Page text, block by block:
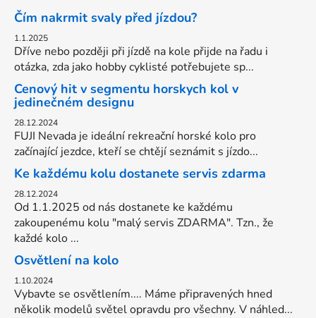
i
s
Čím nakrmit svaly před jízdou?
1.1.2025
Dříve nebo později při jízdě na kole přijde na řadu i
otázka, zda jako hobby cyklisté potřebujete sp...
Cenový hit v segmentu horskych kol v
jedinečném designu
28.12.2024
FUJI Nevada je ideální rekreační horské kolo pro
začínající jezdce, kteří se chtějí seznámit s jízdo...
Ke každému kolu dostanete servis zdarma
28.12.2024
Od 1.1.2025 od nás dostanete ke každému
zakoupenému kolu "malý servis ZDARMA". Tzn., že
každé kolo ...
Osvětlení na kolo
1.10.2024
Vybavte se osvětlením.... Máme připravených hned
několik modelů světel opravdu pro všechny. V náhled...